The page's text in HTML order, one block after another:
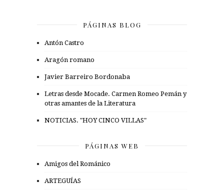
PÁGINAS BLOG
Antón Castro
Aragón romano
Javier Barreiro Bordonaba
Letras desde Mocade. Carmen Romeo Pemán y
otras amantes de la Literatura
NOTICIAS. "HOY CINCO VILLAS"
PÁGINAS WEB
Amigos del Románico
ARTEGUÍAS